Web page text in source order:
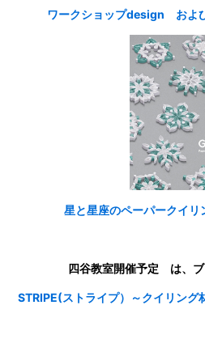
ワークショップdesign お
星と星座のペーパークイ
四谷教室開催予定 は、ブ
STRIPE(ストライプ）～クイリング